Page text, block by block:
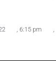
, 6:15 pm ,